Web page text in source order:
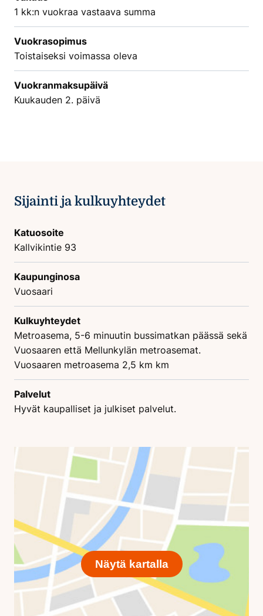
1 kk:n vuokraa vastaava summa
Vuokrasopimus
Toistaiseksi voimassa oleva
Vuokranmaksupäivä
Kuukauden 2. päivä
Sijainti ja kulkuyhteydet
Katuosoite
Kallvikintie 93
Kaupunginosa
Vuosaari
Kulkuyhteydet
Metroasema, 5-6 minuutin bussimatkan päässä sekä
Vuosaaren että Mellunkylän metroasemat.
Vuosaaren metroasema 2,5 km km
Palvelut
Hyvät kaupalliset ja julkiset palvelut.
Näytä kartalla